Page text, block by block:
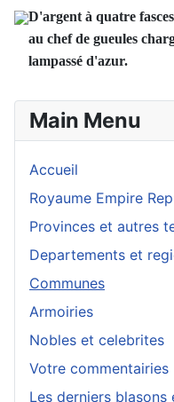
D'argent à quatre
au chef de gueules
lampassé d'azur.
Main Menu
Accueil
Royaume Empire
Provinces et autres
Departements et
Communes
Armoiries
Nobles et celebrites
Votre commentairies
Les derniers